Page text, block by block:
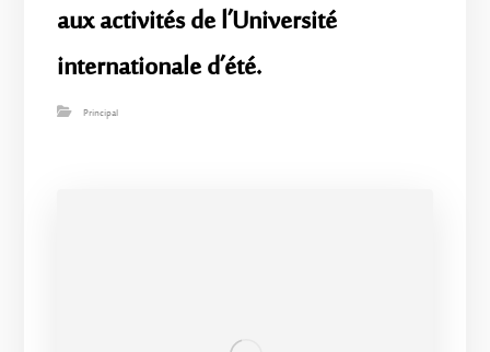
aux activités de l’Université
internationale d’été.
Principal